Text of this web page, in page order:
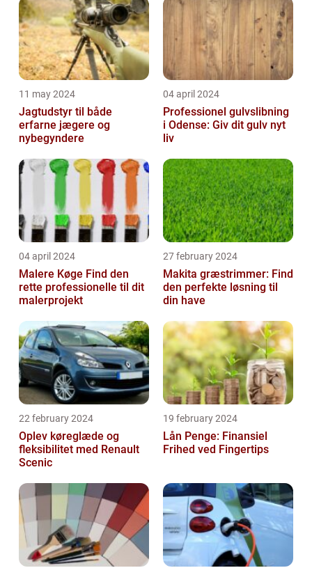
11 may 2024
Jagtudstyr til både
erfarne jægere og
nybegyndere
04 april 2024
Professionel gulvslibning
i Odense: Giv dit gulv nyt
liv
04 april 2024
Malere Køge Find den
rette professionelle til dit
malerprojekt
27 february 2024
Makita græstrimmer: Find
den perfekte løsning til
din have
22 february 2024
Oplev køreglæde og
fleksibilitet med Renault
Scenic
19 february 2024
Lån Penge: Finansiel
Frihed ved Fingertips